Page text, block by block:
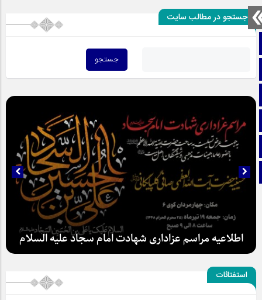
ایتا
آپارات
اینستاگرام
تلگرام
جستجو در مطالب سایت
اطلاعیه مراسم عزاداری شهادت امام سجاد علیه السلام
استفتائات